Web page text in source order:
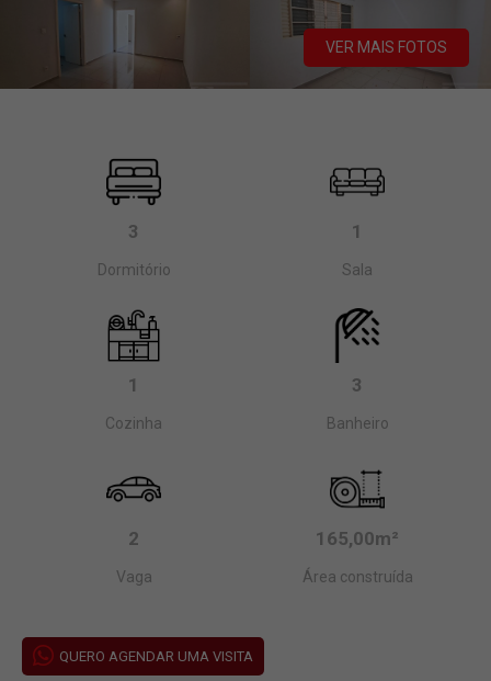
VER MAIS FOTOS
3
Dormitório
1
Sala
1
Cozinha
3
Banheiro
2
Vaga
165,00m²
Área construída
QUERO AGENDAR UMA VISITA